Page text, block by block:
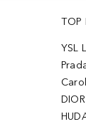
TOP
YSL